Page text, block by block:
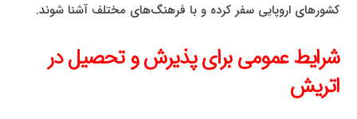
کشورهای اروپایی سفر کرده و با فرهنگ‌های مختلف آشنا شوند.
شرایط عمومی برای پذیرش و تحصیل در
اتریش